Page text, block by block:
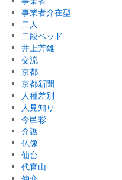
事業者介在型
二人
二段ベッド
井上芳雄
交流
京都
京都新聞
人種差別
人見知り
今邑彩
介護
仏像
仙台
代官山